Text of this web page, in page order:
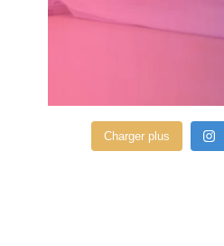
Charger plus